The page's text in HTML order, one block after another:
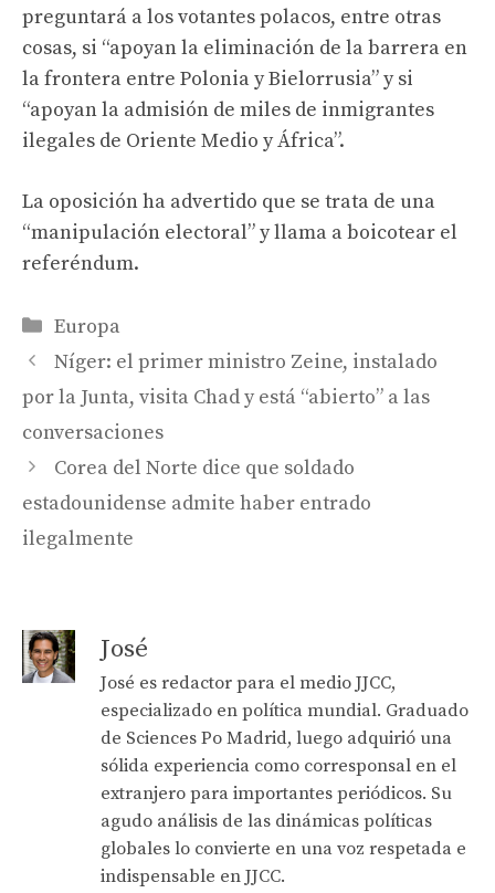
preguntará a los votantes polacos, entre otras
cosas, si “apoyan la eliminación de la barrera en
la frontera entre Polonia y Bielorrusia” y si
“apoyan la admisión de miles de inmigrantes
ilegales de Oriente Medio y África”.
La oposición ha advertido que se trata de una
“manipulación electoral” y llama a boicotear el
referéndum.
Categories
Europa
Níger: el primer ministro Zeine, instalado
por la Junta, visita Chad y está “abierto” a las
conversaciones
Corea del Norte dice que soldado
estadounidense admite haber entrado
ilegalmente
José
José es redactor para el medio JJCC,
especializado en política mundial. Graduado
de Sciences Po Madrid, luego adquirió una
sólida experiencia como corresponsal en el
extranjero para importantes periódicos. Su
agudo análisis de las dinámicas políticas
globales lo convierte en una voz respetada e
indispensable en JJCC.